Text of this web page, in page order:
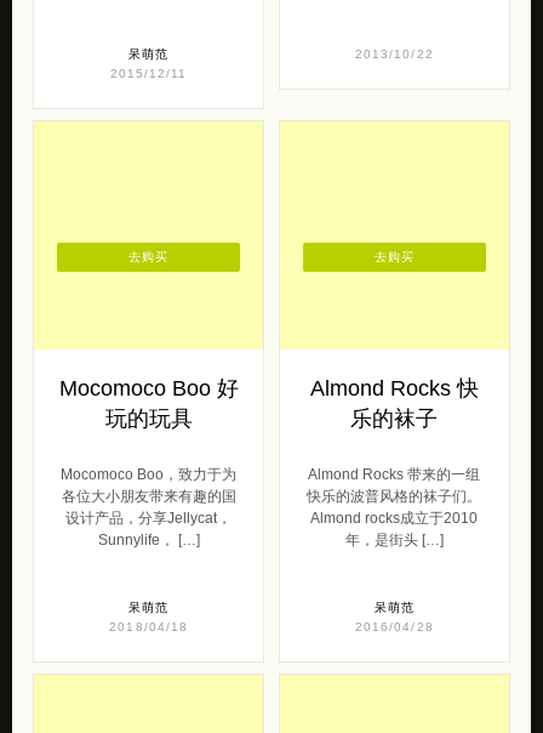
呆萌范
2015/12/11
2013/10/22
Mocomoco Boo 好
玩的玩具
Mocomoco Boo，致力于为
各位大小朋友带来有趣的国
设计产品，分享Jellycat，
Sunnylife， […]
呆萌范
2018/04/18
去购买
Almond Rocks 快
乐的袜子
Almond Rocks 带来的一组
快乐的波普风格的袜子们。
Almond rocks成立于2010
年，是街头 […]
呆萌范
2016/04/28
去购买